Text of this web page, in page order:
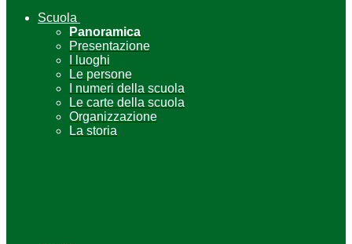
Scuola
Panoramica
Presentazione
I luoghi
Le persone
I numeri della scuola
Le carte della scuola
Organizzazione
La storia